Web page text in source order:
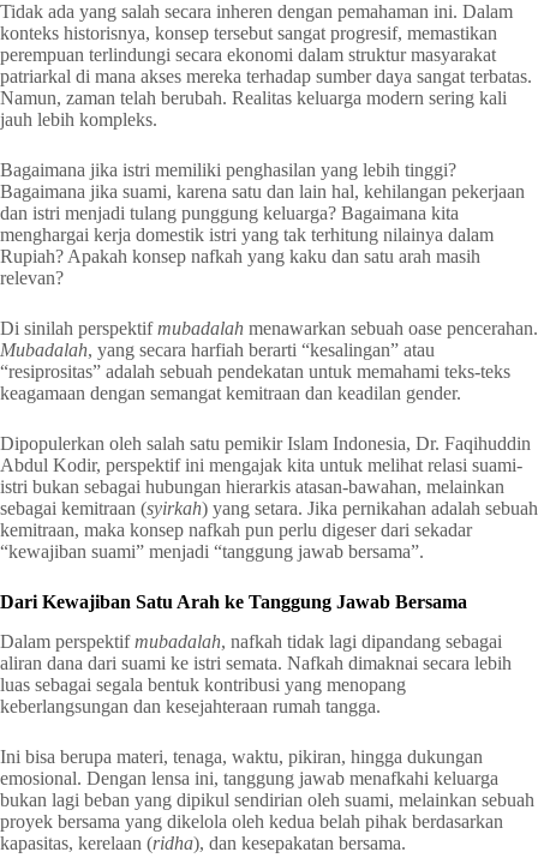
Tidak ada yang salah secara inheren dengan pemahaman ini. Dalam
konteks historisnya, konsep tersebut sangat progresif, memastikan
perempuan terlindungi secara ekonomi dalam struktur masyarakat
patriarkal di mana akses mereka terhadap sumber daya sangat terbatas.
Namun, zaman telah berubah. Realitas keluarga modern sering kali
jauh lebih kompleks.
Bagaimana jika istri memiliki penghasilan yang lebih tinggi?
Bagaimana jika suami, karena satu dan lain hal, kehilangan pekerjaan
dan istri menjadi tulang punggung keluarga? Bagaimana kita
menghargai kerja domestik istri yang tak terhitung nilainya dalam
Rupiah? Apakah konsep nafkah yang kaku dan satu arah masih
relevan?
Di sinilah perspektifmubadalah menawarkan sebuah oase pencerahan.
Mubadalah, yang secara harfiah berarti “kesalingan” atau
“resiprositas” adalah sebuah pendekatan untuk memahami teks-teks
keagamaan dengan semangat kemitraan dan keadilan gender.
Dipopulerkan oleh salah satu pemikir Islam Indonesia, Dr. Faqihuddin
Abdul Kodir, perspektif ini mengajak kita untuk melihat relasi suami-
istri bukan sebagai hubungan hierarkis atasan-bawahan, melainkan
sebagai kemitraan (syirkah) yang setara. Jika pernikahan adalah sebuah
kemitraan, maka konsep nafkah pun perlu digeser dari sekadar
“kewajiban suami” menjadi “tanggung jawab bersama”.
Dari Kewajiban Satu Arah ke Tanggung Jawab Bersama
Dalam perspektifmubadalah, nafkah tidak lagi dipandang sebagai
aliran dana dari suami ke istri semata. Nafkah dimaknai secara lebih
luas sebagai segala bentuk kontribusi yang menopang
keberlangsungan dan kesejahteraan rumah tangga.
Ini bisa berupa materi, tenaga, waktu, pikiran, hingga dukungan
emosional. Dengan lensa ini, tanggung jawab menafkahi keluarga
bukan lagi beban yang dipikul sendirian oleh suami, melainkan sebuah
proyek bersama yang dikelola oleh kedua belah pihak berdasarkan
kapasitas, kerelaan (ridha), dan kesepakatan bersama.